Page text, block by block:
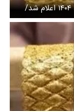
قیمت طلا ۲۴ عیار امروز چهارشنبه ۶ اسفند ۱۴۰۴ اعلام شد/